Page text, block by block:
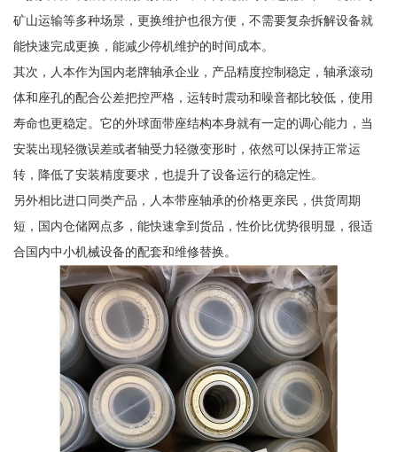
矿山运输等多种场景，更换维护也很方便，不需要复杂拆解设备就
能快速完成更换，能减少停机维护的时间成本。
其次，人本作为国内老牌轴承企业，产品精度控制稳定，轴承滚动
体和座孔的配合公差把控严格，运转时震动和噪音都比较低，使用
寿命也更稳定。它的外球面带座结构本身就有一定的调心能力，当
安装出现轻微误差或者轴受力轻微变形时，依然可以保持正常运
转，降低了安装精度要求，也提升了设备运行的稳定性。
另外相比进口同类产品，人本带座轴承的价格更亲民，供货周期
短，国内仓储网点多，能快速拿到货品，性价比优势很明显，很适
合国内中小机械设备的配套和维修替换。